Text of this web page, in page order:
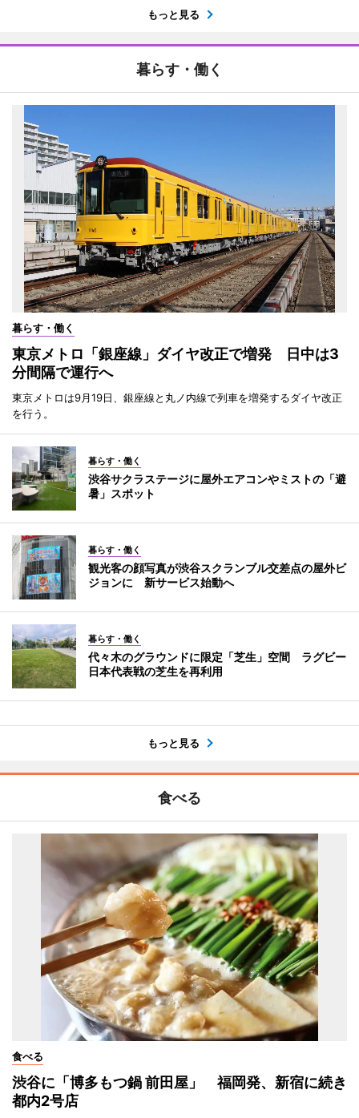
もっと見る
暮らす・働く
暮らす・働く
東京メトロ「銀座線」ダイヤ改正で増発 日中は3
分間隔で運行へ
東京メトロは9月19日、銀座線と丸ノ内線で列車を増発するダイヤ改正
を行う。
暮らす・働く
渋谷サクラステージに屋外エアコンやミストの「避
暑」スポット
暮らす・働く
観光客の顔写真が渋谷スクランブル交差点の屋外ビ
ジョンに 新サービス始動へ
暮らす・働く
代々木のグラウンドに限定「芝生」空間 ラグビー
日本代表戦の芝生を再利用
もっと見る
食べる
食べる
渋谷に「博多もつ鍋 前田屋」 福岡発、新宿に続き
都内2号店